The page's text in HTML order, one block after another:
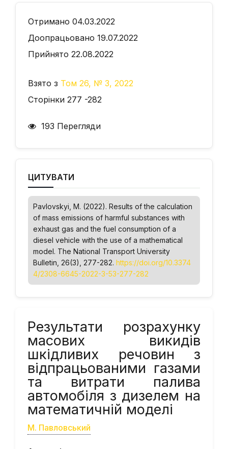
Отримано 04.03.2022
Доопрацьовано 19.07.2022
Прийнято 22.08.2022
Взято з Том 26, № 3, 2022
Сторінки 277 -282
193 Перегляди
ЦИТУВАТИ
Pavlovskyi, М. (2022). Results of the calculation
of mass emissions of harmful substances with
exhaust gas and the fuel consumption of a
diesel vehicle with the use of a mathematical
model. The National Transport University
Bulletin , 26(3), 277-282. https://doi.org/10.3374
4/2308-6645-2022-3-53-277-282
Результати розрахунку
масових викидів
шкідливих речовин з
відпрацьованими газами
та витрати палива
автомобіля з дизелем на
математичній моделі
М. Павловський